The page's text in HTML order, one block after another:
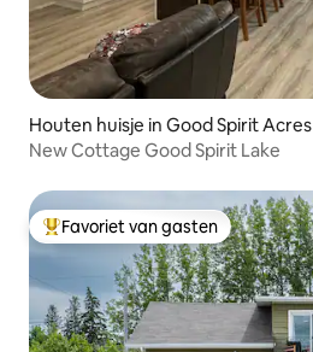
Houten huisje in Good Spirit Acres
New Cottage Good Spirit Lake
Topfavoriet van gasten
Favoriet van gasten